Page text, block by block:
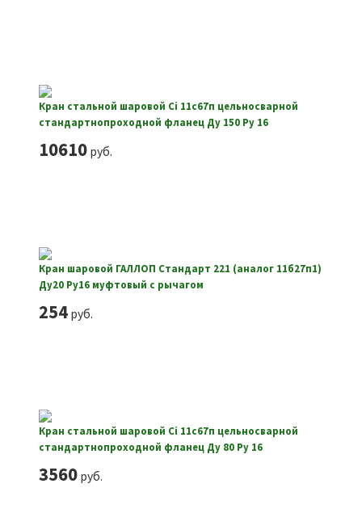
Кран стальной шаровой Ci 11с67п цельносварной
стандартнопроходной фланец Ду 150 Ру 16
10610руб.
Кран шаровой ГАЛЛОП Стандарт 221 (аналог 11б27п1)
Ду20 Ру16 муфтовый с рычагом
254руб.
Кран стальной шаровой Ci 11с67п цельносварной
стандартнопроходной фланец Ду 80 Ру 16
3560руб.